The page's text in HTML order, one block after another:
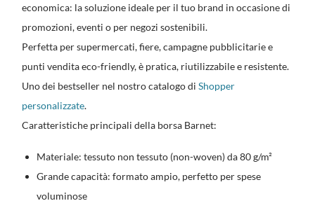
economica: la soluzione ideale per il tuo brand in occasione di
promozioni, eventi o per negozi sostenibili.
Perfetta per supermercati, fiere, campagne pubblicitarie e
punti vendita eco-friendly, è pratica, riutilizzabile e resistente.
Uno dei bestseller nel nostro catalogo diShopper
personalizzate.
Caratteristiche principali della borsa Barnet:
Materiale: tessuto non tessuto (non-woven) da 80 g/m²
Grande capacità: formato ampio, perfetto per spese
voluminose